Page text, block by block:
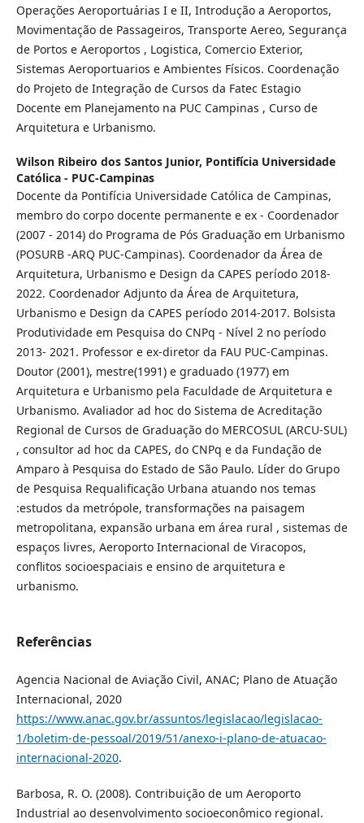
Operações Aeroportuárias I e II, Introdução a Aeroportos,
Movimentação de Passageiros, Transporte Aereo, Segurança
de Portos e Aeroportos , Logistica, Comercio Exterior,
Sistemas Aeroportuarios e Ambientes Físicos. Coordenação
do Projeto de Integração de Cursos da Fatec Estagio
Docente em Planejamento na PUC Campinas , Curso de
Arquitetura e Urbanismo.
Wilson Ribeiro dos Santos Junior, Pontifícia Universidade
Católica - PUC-Campinas
Docente da Pontifícia Universidade Católica de Campinas,
membro do corpo docente permanente e ex - Coordenador
(2007 - 2014) do Programa de Pós Graduação em Urbanismo
(POSURB -ARQ PUC-Campinas). Coordenador da Área de
Arquitetura, Urbanismo e Design da CAPES período 2018-
2022. Coordenador Adjunto da Área de Arquitetura,
Urbanismo e Design da CAPES período 2014-2017. Bolsista
Produtividade em Pesquisa do CNPq - Nível 2 no período
2013- 2021. Professor e ex-diretor da FAU PUC-Campinas.
Doutor (2001), mestre(1991) e graduado (1977) em
Arquitetura e Urbanismo pela Faculdade de Arquitetura e
Urbanismo. Avaliador ad hoc do Sistema de Acreditação
Regional de Cursos de Graduação do MERCOSUL (ARCU-SUL)
, consultor ad hoc da CAPES, do CNPq e da Fundação de
Amparo à Pesquisa do Estado de São Paulo. Líder do Grupo
de Pesquisa Requalificação Urbana atuando nos temas
:estudos da metrópole, transformações na paisagem
metropolitana, expansão urbana em área rural , sistemas de
espaços livres, Aeroporto Internacional de Viracopos,
conflitos socioespaciais e ensino de arquitetura e
urbanismo.
Referências
Agencia Nacional de Aviação Civil, ANAC; Plano de Atuação
Internacional, 2020
https://www.anac.gov.br/assuntos/legislacao/legislacao-
1/boletim-de-pessoal/2019/51/anexo-i-plano-de-atuacao-
internacional-2020.
Barbosa, R. O. (2008). Contribuição de um Aeroporto
Industrial ao desenvolvimento socioeconômico regional.